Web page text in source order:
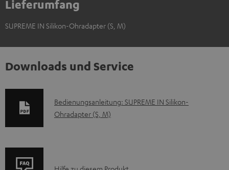
Lieferumfang
SUPREME IN Silikon-Ohradapter (S, M)
Downloads und Service
D
o
m
Bedienungsanleitung: SUPREME IN Silikon-
Ohradapter (S, M)